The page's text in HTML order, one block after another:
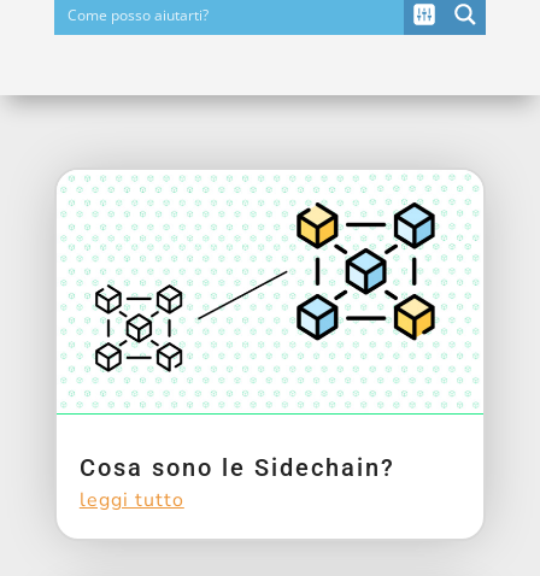
Cosa sono le Sidechain?
leggi tutto